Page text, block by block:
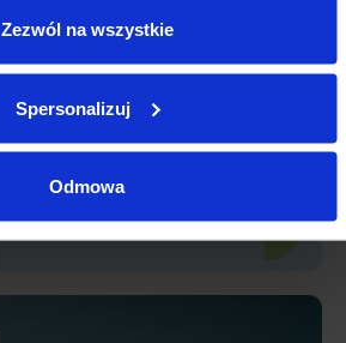
Zezwól na wszystkie
Spersonalizuj
Odmowa